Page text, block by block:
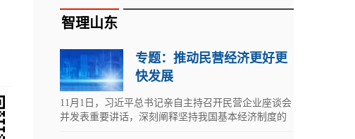
智理山东
专题：推动民营经济更好更
快发展
11月1日，习近平总书记亲自主持召开民营企业座谈会
并发表重要讲话，深刻阐释坚持我国基本经济制度的